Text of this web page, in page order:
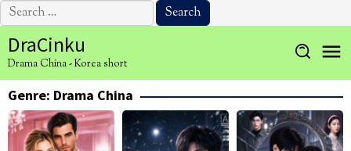
Search
for:
to
content
DraCinku
Drama China - Korea short
Genre: Drama China